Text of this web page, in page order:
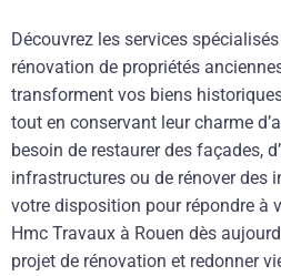
Découvrez les services
rénovation de propriétés
transforment vos biens
tout en conservant leur charme
besoin de restaurer des façades,
infrastructures ou de rénover des
votre disposition pour répondre à
Hmc Travaux à Rouen dès
projet de rénovation et redonner